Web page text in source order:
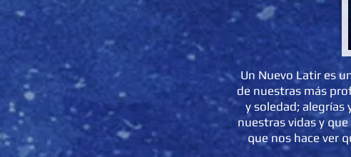
Un Nuevo Latir es
de nuestras más
y soledad; alegrías
nuestras vidas y
que nos hace ver